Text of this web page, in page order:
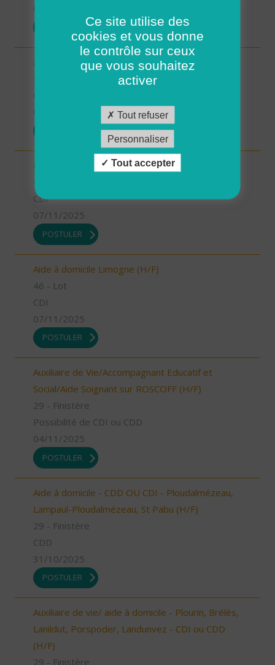
Aide-soignant.e Limogne en Quercy (H/F)
Responsable du développement (H/F)
CDI
07/11/2025
POSTULER
Aide à domicile Limogne (H/F)
46 - Lot
CDI
07/11/2025
POSTULER
Auxiliaire de Vie/Accompagnant Educatif et
Social/Aide Soignant sur ROSCOFF (H/F)
29 - Finistère
Possibilité de CDI ou CDD
04/11/2025
POSTULER
Aide à domicile - CDD OU CDI - Ploudalmézeau,
Lampaul-Ploudalmézeau, St Pabu (H/F)
29 - Finistère
CDD
31/10/2025
POSTULER
Auxiliaire de vie/ aide à domicile - Plourin, Brélès,
Lanildut, Porspoder, Landunvez - CDI ou CDD
(H/F)
29 - Finistère
Ce site utilise des
cookies et vous donne
le contrôle sur ceux
que vous souhaitez
activer
Tout refuser
Personnaliser
Tout accepter